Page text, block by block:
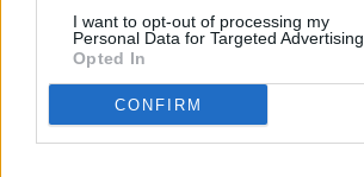
I want to opt-out of processing my
Personal Data for Targeted Advertising.
Opted In
CONFIRM
1 (40 mq ca.)
Giardino
Privato 250 mq ca.
Cortile